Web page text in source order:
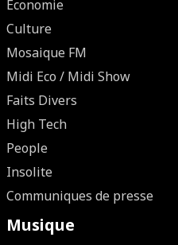
Economie
Culture
Mosaique FM
Midi Eco / Midi Show
Faits Divers
High Tech
People
Insolite
Communiques de presse
Musique